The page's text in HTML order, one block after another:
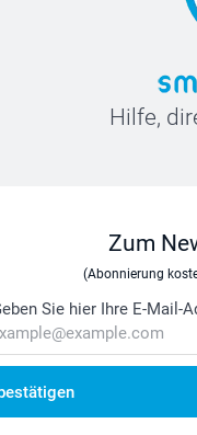
Hilfe,
Zum
(Abonnierung
Sie hier Ihre E-Mail-